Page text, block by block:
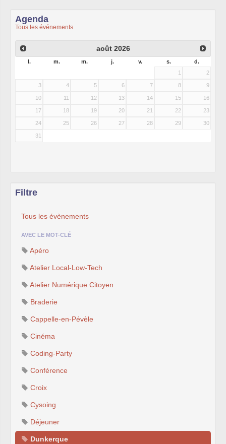
Agenda
Tous les événements
août 2026
l. m. m. j. v. s.
d.
1
2
3 4 5 6 7 8 9
10 11 12 13 14 15 16
17 18 19 20 21 22 23
24 25 26 27 28 29 30
31
Filtre
Tous les évènements
AVEC LE MOT-CLÉ
Apéro
Atelier Local-Low-Tech
Atelier Numérique Citoyen
Braderie
Cappelle-en-Pévèle
Cinéma
Coding-Party
Conférence
Croix
Cysoing
Déjeuner
Dunkerque